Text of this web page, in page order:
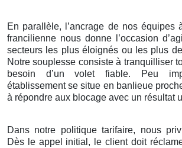
En parallèle, l’ancrage de nos équipes
francilienne nous donne l’occasion
secteurs les plus éloignés ou les plus
Notre souplesse consiste à tranquilliser
besoin d’un volet fiable. Peu
établissement se situe en banlieue
à répondre aux blocage avec un résultat
Dans notre politique tarifaire, nous
Dès le appel initial, le client doit